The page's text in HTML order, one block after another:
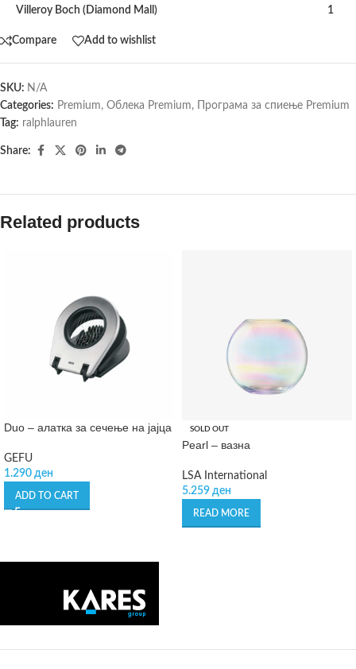
Villeroy Boch (Diamond Mall) 1
Compare Add to wishlist
SKU: N/A
Categories: Premium, Облека Premium,
Програма за спиење Premium
Tag: ralphlauren
Share:
Related products
Duo – алатка за сечење на јајца
GEFU
1.290 ден
ADD TO CART
SOLD OUT
Pearl – вазна
LSA International
5.259 ден
READ MORE